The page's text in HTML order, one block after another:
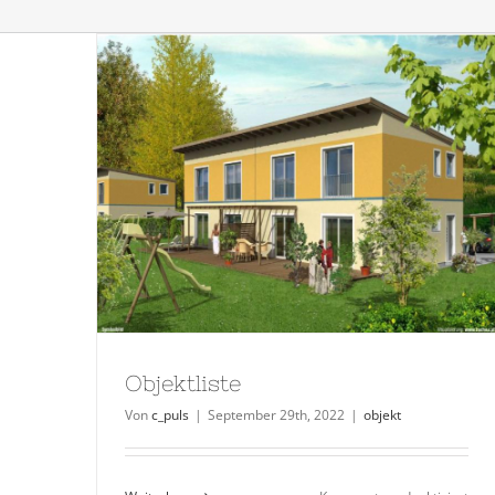
Objektliste
Vonc_puls | September 29th, 2022 | objekt